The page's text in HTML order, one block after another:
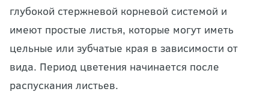
глубокой стержневой корневой системой и
имеют простые листья, которые могут иметь
цельные или зубчатые края в зависимости от
вида. Период цветения начинается после
распускания листьев.